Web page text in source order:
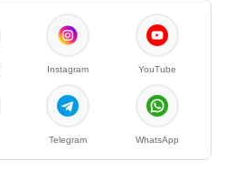
Instagram YouTube
Telegram WhatsApp